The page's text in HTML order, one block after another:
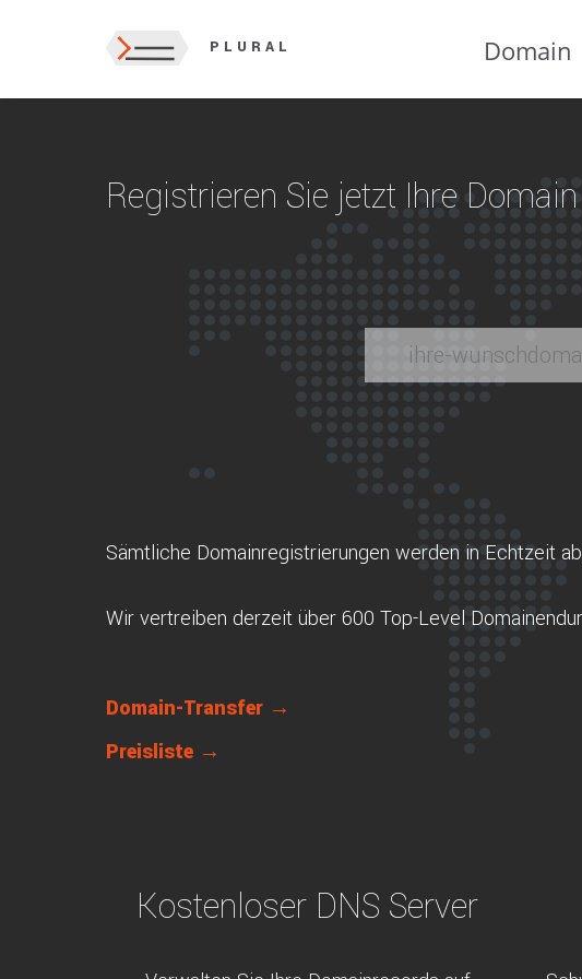
PLURAL Domain
Registrieren Sie jetzt Ihre
Sämtliche Domainregistrierungen werden in Echtzeit
Wir vertreiben derzeit über 600 Top-Level
Domain-Transfer →
Preisliste →
Kostenloser DNS Server